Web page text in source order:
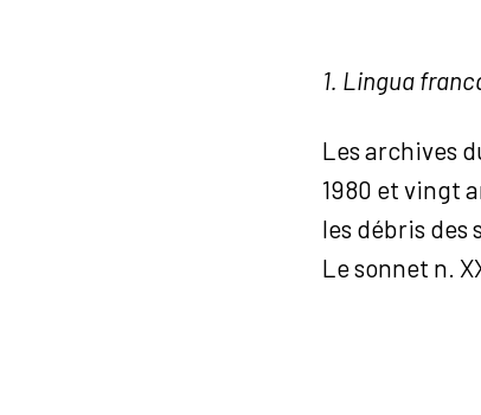
1. Lingua
Les archives
1980 et vingt
les débris des
Le sonnet n.